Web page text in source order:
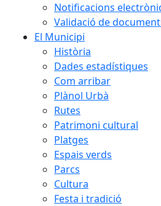
Notificacions
Validació de
El Municipi
Història
Dades estadístiques
Com arribar
Plànol Urbà
Rutes
Patrimoni cultural
Platges
Espais verds
Parcs
Cultura
Festa i tradició